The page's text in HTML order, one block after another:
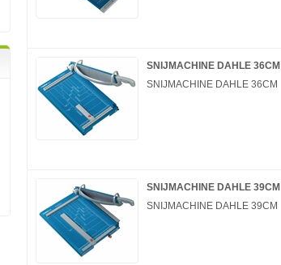
SNIJMACHINE DAHLE 36CM
SNIJMACHINE DAHLE 36CM
SNIJMACHINE DAHLE 39CM
SNIJMACHINE DAHLE 39CM